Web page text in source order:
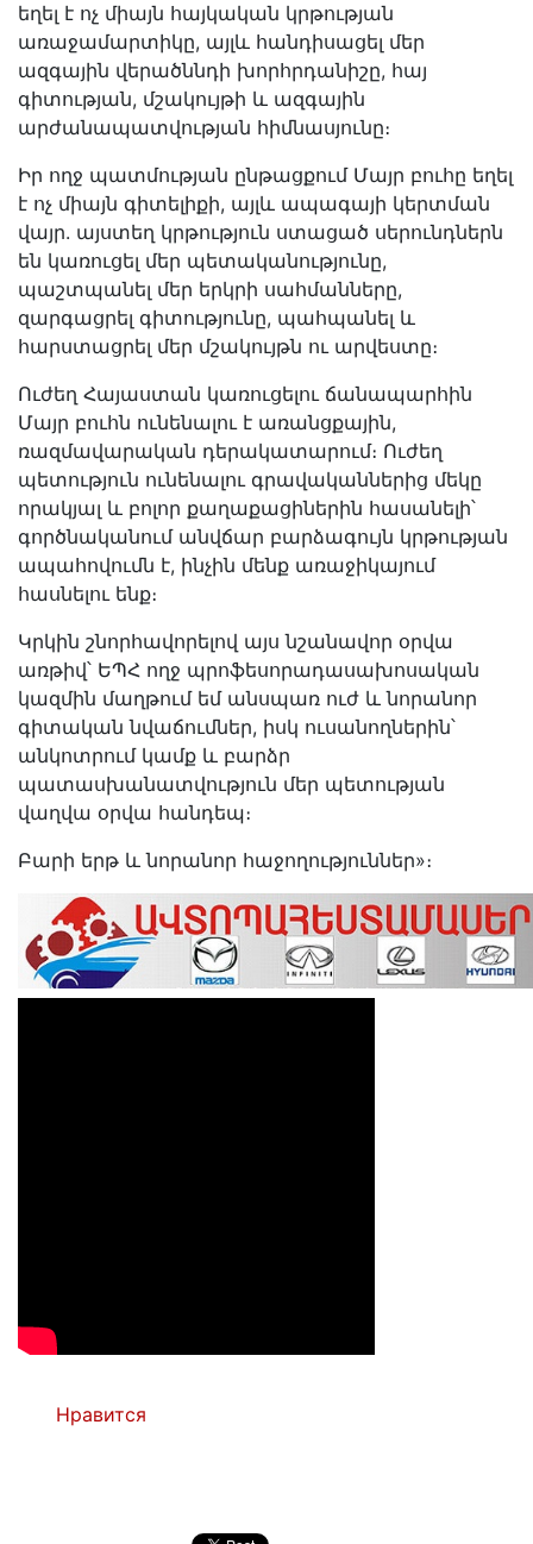
եղել է ոչ միայն հայկական կրթության
առաջամարտիկը, այլև հանդիսացել մեր
ազգային վերածննդի խորհրդանիշը, հայ
գիտության, մշակույթի և ազգային
արժանապատվության հիմնասյունը։
Իր ողջ պատմության ընթացքում Մայր բուհը եղել
է ոչ միայն գիտելիքի, այլև ապագայի կերտման
վայր. այստեղ կրթություն ստացած սերունդներն
են կառուցել մեր պետականությունը,
պաշտպանել մեր երկրի սահմանները,
զարգացրել գիտությունը, պահպանել և
հարստացրել մեր մշակույթն ու արվեստը։
Ուժեղ Հայաստան կառուցելու ճանապարհին
Մայր բուհն ունենալու է առանցքային,
ռազմավարական դերակատարում։ Ուժեղ
պետություն ունենալու գրավականներից մեկը
որակյալ և բոլոր քաղաքացիներին հասանելի՝
գործնականում անվճար բարձագույն կրթության
ապահովումն է, ինչին մենք առաջիկայում
հասնելու ենք։
Կրկին շնորհավորելով այս նշանավոր օրվա
առթիվ՝ ԵՊՀ ողջ պրոֆեսորադասախոսական
կազմին մաղթում եմ անսպառ ուժ և նորանոր
գիտական նվաճումներ, իսկ ուսանողներին՝
անկոտրում կամք և բարձր
պատասխանատվություն մեր պետության
վաղվա օրվա հանդեպ։
Բարի երթ և նորանոր հաջողություններ»։
Нравится